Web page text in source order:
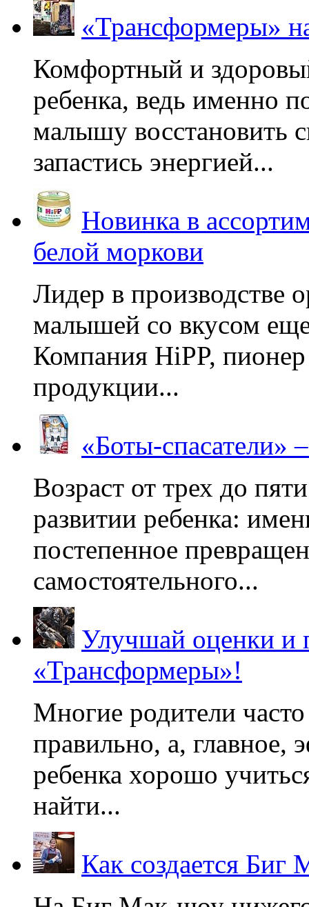
«Трансформеры»
Комфортный и
ребенка, ведь именно
малышу восстановить
запастись энергией...
Новинка в
белой моркови
Лидер в производстве
малышей со вкусом
Компания HiPP, пионер
продукции...
«Боты-спасатели»
Возраст от трех до
развитии ребенка:
постепенное
самостоятельного...
Улучшай оценки и
«Трансформеры»!
Многие родители
правильно, а, главное,
ребенка хорошо
найти...
Как создается Биг